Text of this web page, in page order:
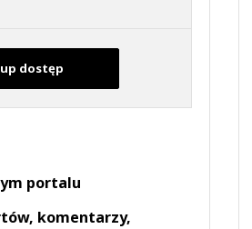
dostęp
portalu
komentarzy,